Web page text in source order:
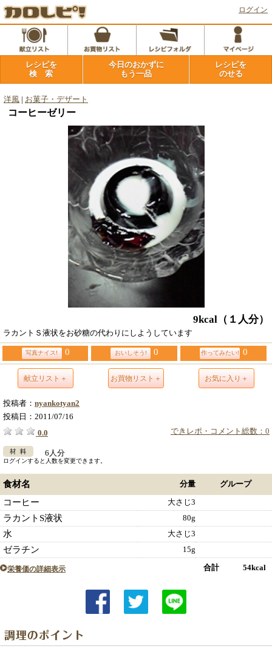
ログイン
レシピを
検 索
今日のおかずに
もう一品
レシピを
のせる
洋風 お菓子・デザート
コーヒーゼリー
9kcal （１人分）
ラカントＳ液状をお砂糖の代わりにしようしています
写真ナイス! 0 おいしそう! 0 作ってみたい! 0
献立リスト＋ お買物リスト＋ お気に入り＋
投稿者： nyankotyan2
投稿日： 2011/07/16
できレポ・コメント総数：0
0.0
6人分
ログインすると人数を変更できます。
食材名 分量 グループ
コーヒー 大さじ3
ラカントS液状 80g
水 大さじ3
ゼラチン 15g
栄養価の詳細表示 合計 54kcal